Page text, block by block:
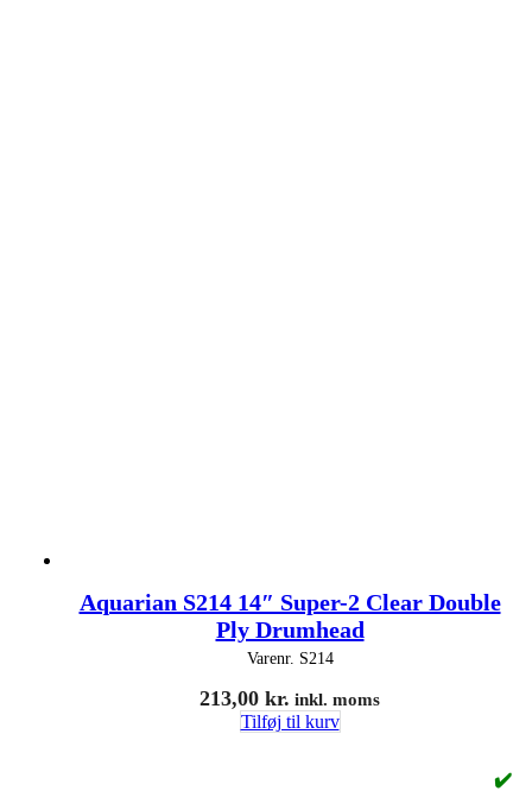
Aquarian S214 14″ Super-2 Clear Double
Ply Drumhead
Varenr. S214
213,00 kr. inkl. moms
Tilføj til kurv
✔️